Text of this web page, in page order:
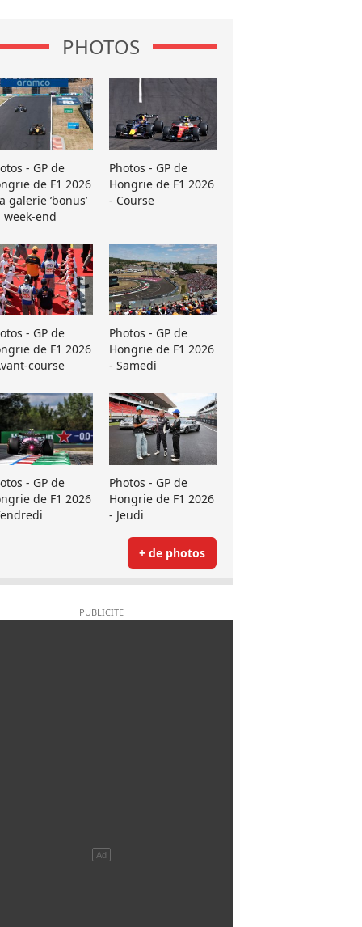
PHOTOS
- GP de
de F1 2026
galerie ’bonus’
week-end
Photos - GP de
Hongrie de F1 2026
- Course
- GP de
de F1 2026
course
Photos - GP de
Hongrie de F1 2026
- Samedi
- GP de
de F1 2026
Photos - GP de
Hongrie de F1 2026
- Jeudi
+ de photos